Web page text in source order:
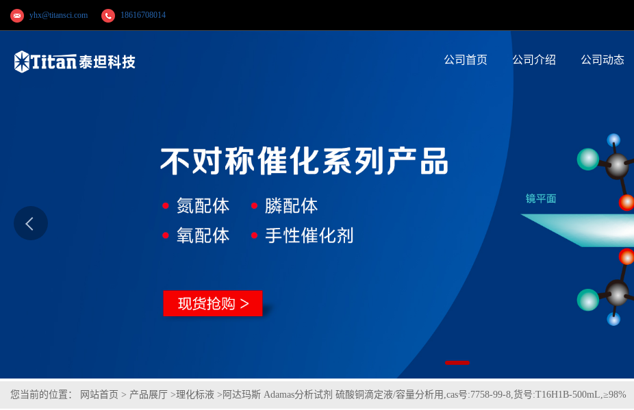
yhx@titansci.com 18616708014
公司首页 公司介绍 公司动态
您当前的位置： 网站首页 > 产品展厅 >理化标液 > 阿达玛斯 Adamas分析试剂 硫酸铜滴定液/容量分析用,cas号:7758-99-8,货号:T16H1B-500mL,≥98%